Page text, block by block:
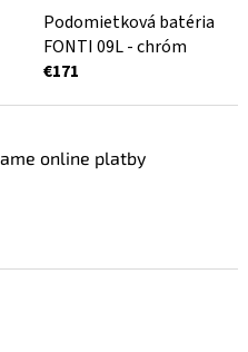
Podomietková batéria
FONTI 09L - chróm
€171
online platby